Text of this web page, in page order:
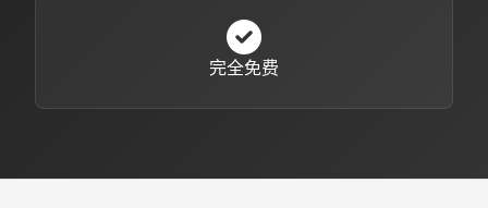
完全免费